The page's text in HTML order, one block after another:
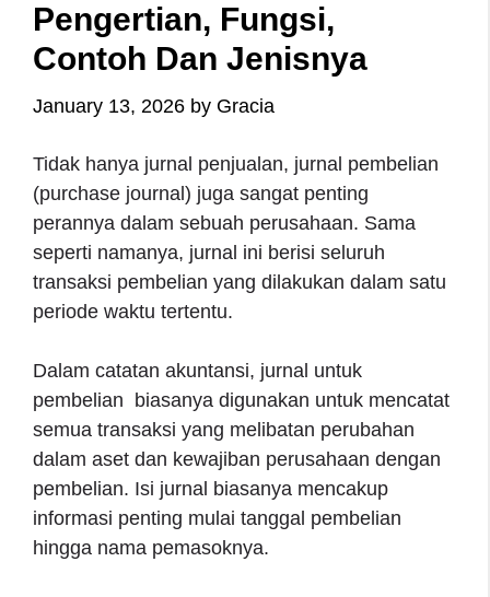
Pengertian, Fungsi,
Contoh Dan Jenisnya
January 13, 2026 by Gracia
Tidak hanya jurnal penjualan, jurnal pembelian
(purchase journal) juga sangat penting
perannya dalam sebuah perusahaan. Sama
seperti namanya, jurnal ini berisi seluruh
transaksi pembelian yang dilakukan dalam satu
periode waktu tertentu.
Dalam catatan akuntansi, jurnal untuk
pembelian biasanya digunakan untuk mencatat
semua transaksi yang melibatan perubahan
dalam aset dan kewajiban perusahaan dengan
pembelian. Isi jurnal biasanya mencakup
informasi penting mulai tanggal pembelian
hingga nama pemasoknya.